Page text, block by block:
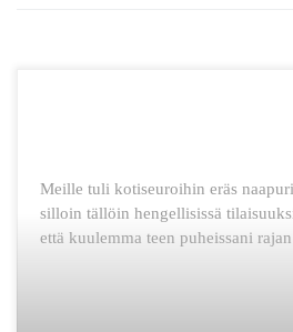
Meille tuli kotiseuroihin eräs
silloin tällöin hengellisissä
että kuulemma teen puheissani